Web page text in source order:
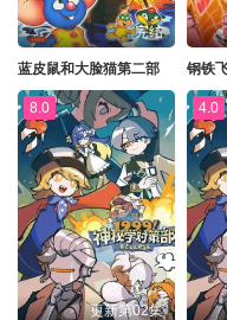
完结
蓝皮鼠和大脸猫第二部 钢铁
8.0
更新第02集
4.0